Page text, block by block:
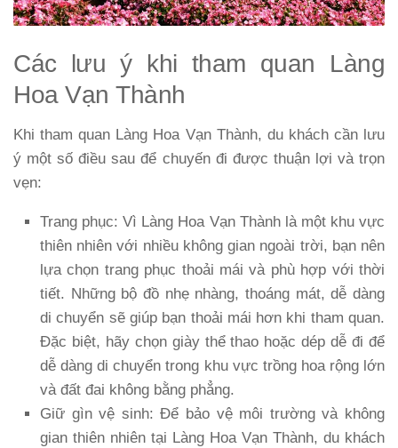
Các lưu ý khi tham quan Làng
Hoa Vạn Thành
Khi tham quan Làng Hoa Vạn Thành, du khách cần lưu
ý một số điều sau để chuyến đi được thuận lợi và trọn
vẹn:
Trang phục: Vì Làng Hoa Vạn Thành là một khu vực
thiên nhiên với nhiều không gian ngoài trời, bạn nên
lựa chọn trang phục thoải mái và phù hợp với thời
tiết. Những bộ đồ nhẹ nhàng, thoáng mát, dễ dàng
di chuyển sẽ giúp bạn thoải mái hơn khi tham quan.
Đặc biệt, hãy chọn giày thể thao hoặc dép dễ đi để
dễ dàng di chuyển trong khu vực trồng hoa rộng lớn
và đất đai không bằng phẳng.
Giữ gìn vệ sinh: Để bảo vệ môi trường và không
gian thiên nhiên tại Làng Hoa Vạn Thành, du khách